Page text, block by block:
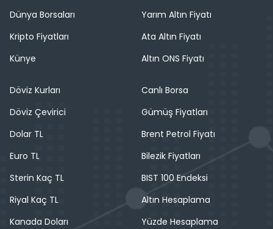
Dünya Borsaları
Kripto Fiyatları
Künye
Yarım Altın Fiyatı
Ata Altın Fiyatı
Altın ONS Fiyatı
Döviz Kurları
Döviz Çevirici
Dolar TL
Euro TL
Sterin Kaç TL
Riyal Kaç TL
Kanada Doları
Canlı Borsa
Gümüş Fiyatları
Brent Petrol Fiyatı
Bilezik Fiyatları
BIST 100 Endeksi
Altın Hesaplama
Yüzde Hesaplama